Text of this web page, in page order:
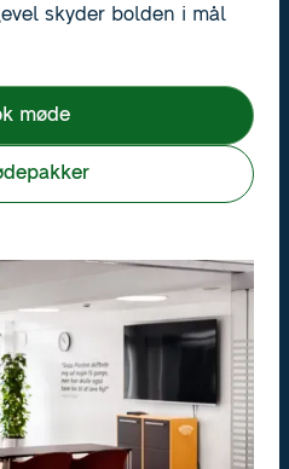
skyder bolden i mål
møde